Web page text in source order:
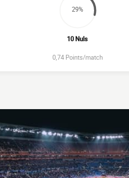
29%
10 Nuls
0,74 Points/match